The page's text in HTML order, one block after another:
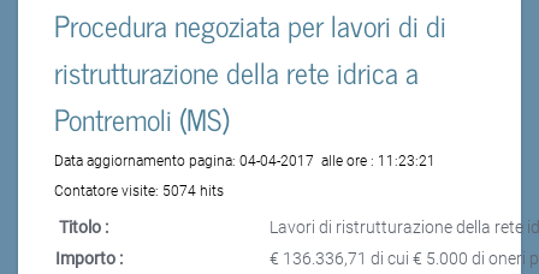
Procedura negoziata per lavori di di
ristrutturazione della rete idrica a
Pontremoli (MS)
Data aggiornamento pagina: 04-04-2017 alle ore : 11:23:21
Contatore visite: 5074 hits
Titolo :
Lavori di ristrutturazione della rete
Importo :
€ 136.336,71 di cui € 5.000 di oneri